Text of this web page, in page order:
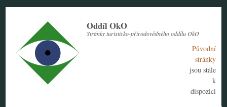
Oddíl OkO
Stránky turisticko-přírodovědného oddílu OkO
Původní
stránky
jsou stále
k
dispozici